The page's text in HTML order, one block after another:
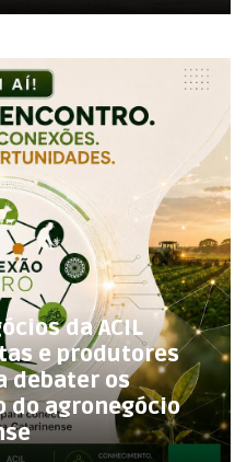
da ACIL
e produtores
debater os
do agronegócio